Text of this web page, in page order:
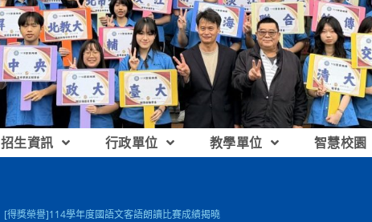
招生資訊 行政單位 教學單位 智慧校園
[得獎榮譽]114學年度國語文客語朗讀比賽成績揭曉